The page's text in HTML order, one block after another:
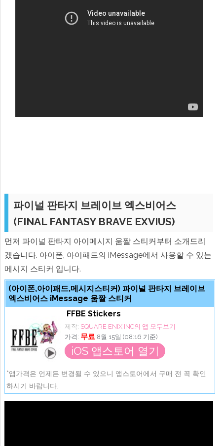
파이널 판타지 브레이브 엑스비어스
(FINAL FANTASY BRAVE EXVIUS)
먼저 파이널 판타지 아이메시지 움짤 스티커부터 소개드리
겠습니다. 아이폰, 아이패드의 iMessage에서 사용할 수 있는
메시지 스티커 입니다.
(아이폰,아이패드,메시지스티커) 파이널 판타지 브레이브
엑스비어스 iMessage 움짤 스티커
FFBE Stickers
제작: SQUARE ENIX INC의 앱 모두보기
가격: 무료 8월 15일 (08:16 기준)
iOS 앱스토어 열기
*앱가격은 언제든 변경될 수 있으니 앱스토어에서 구매 전 꼭 확인
하시기 바랍니다.